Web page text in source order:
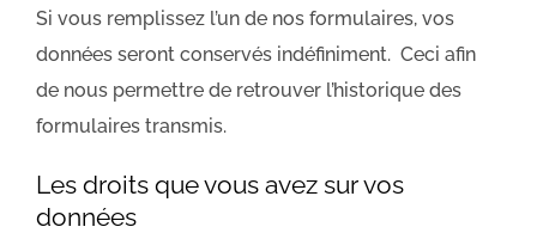
Si vous remplissez l’un de nos formulaires, vos
données seront conservés indéfiniment. Ceci afin
de nous permettre de retrouver l’historique des
formulaires transmis.
Les droits que vous avez sur vos
données